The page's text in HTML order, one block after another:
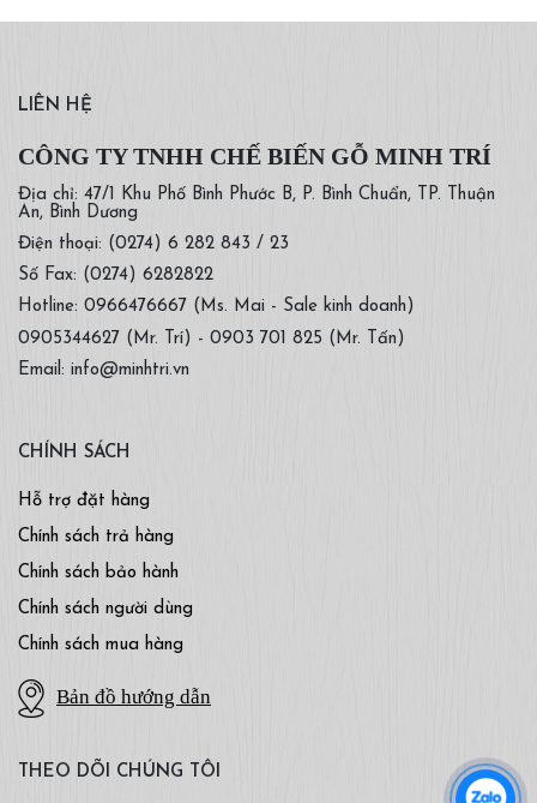
LIÊN HỆ
CÔNG TY TNHH CHẾ BIẾN GỖ MINH TRÍ
Địa chỉ: 47/1 Khu Phố Bình Phước B, P. Bình Chuẩn, TP. Thuận
An, Bình Dương
Điện thoại: (0274) 6 282 843 / 23
Số Fax: (0274) 6282822
Hotline: 0966476667 (Ms. Mai - Sale kinh doanh)
0905344627 (Mr. Trí) - 0903 701 825 (Mr. Tấn)
Email: info@minhtri.vn
CHÍNH SÁCH
Hỗ trợ đặt hàng
Chính sách trả hàng
Chính sách bảo hành
Chính sách người dùng
Chính sách mua hàng
Bản đồ hướng dẫn
THEO DÕI CHÚNG TÔI